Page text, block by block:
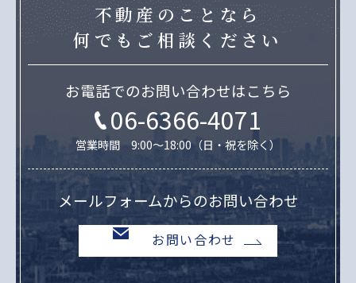
不動産のことなら
何でもご相談ください
お電話でのお問い合わせはこちら
06-6366-4071
営業時間 9:00～18:00（日・祝を除く）
メールフォームからのお問い合わせ
お問い合わせ